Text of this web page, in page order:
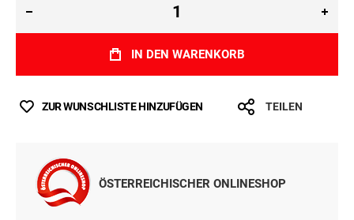
IN DEN WARENKORB
ZUR WUNSCHLISTE HINZUFÜGEN TEILEN
ÖSTERREICHISCHER ONLINESHOP